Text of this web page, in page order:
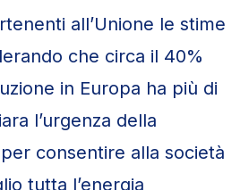
all’Unione le stime
che circa il 40%
in Europa ha più di
l’urgenza della
consentire alla società
tutta l’energia